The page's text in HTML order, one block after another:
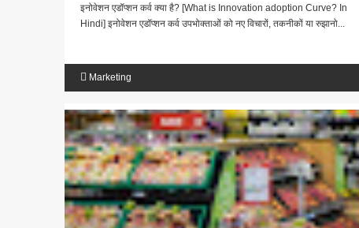
इनोवेशन एडॉप्शन कर्व क्या है? [What is Innovation adoption Curve? In
Hindi] इनोवेशन एडॉप्शन कर्व उपभोक्ताओं को नए विचारों, तकनीकों या रुझानो...
Marketing